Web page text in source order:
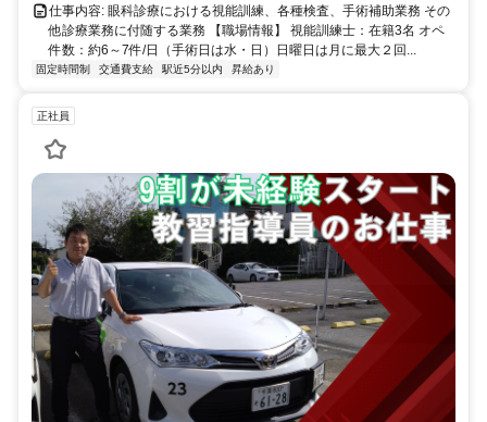
仕事内容: 眼科診療における視能訓練、各種検査、手術補助業務 その
他診療業務に付随する業務 【職場情報】 視能訓練士：在籍3名 オペ
件数：約6～7件/日（手術日は水・日）日曜日は月に最大２回...
固定時間制 交通費支給 駅近5分以内 昇給あり
正社員